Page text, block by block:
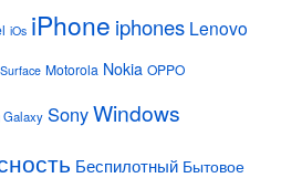
iOs iPhone iphones Lenovo
Motorola Nokia OPPO
Galaxy SonyWindows
Беспилотный Бытовое